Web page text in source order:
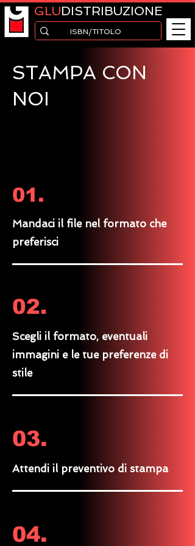
GLUDISTRIBUZIONE
STAMPA CON
NOI
01.
Mandaci il file nel formato che
preferisci
02.
Scegli il formato, eventuali
immagini e le tue preferenze di
stile
03.
Attendi il preventivo di stampa
04.